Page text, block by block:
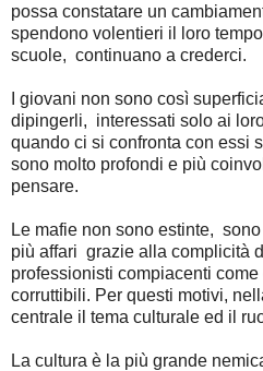
possa constatare un
spendono volentieri il loro
scuole, continuano a crederci.
I giovani non sono così
dipingerli, interessati solo ai
quando ci si confronta con essi
sono molto profondi e più
pensare.
Le mafie non sono estinte,
più affari grazie alla complicità
professionisti compiacenti
corruttibili. Per questi motivi,
centrale il tema culturale ed il
La cultura è la più grande